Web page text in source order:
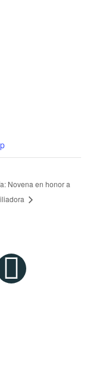
Novena en honor a